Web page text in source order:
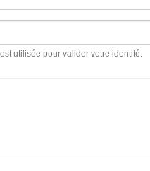
utilisée pour valider votre identité.